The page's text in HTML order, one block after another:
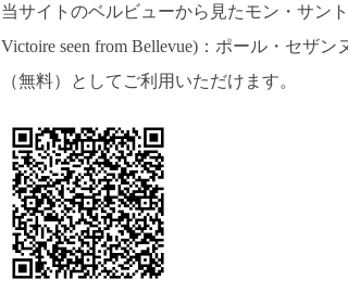
当サイトのベルビューから見たモン・サン
Victoire seen from Bellevue)：ポール・セザ
（無料）としてご利用いただけます。